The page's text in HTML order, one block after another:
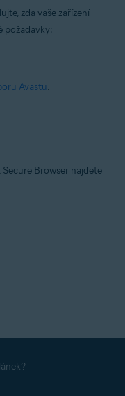
zda vaše zařízení
požadavky:
Avastu.
Browser najdete